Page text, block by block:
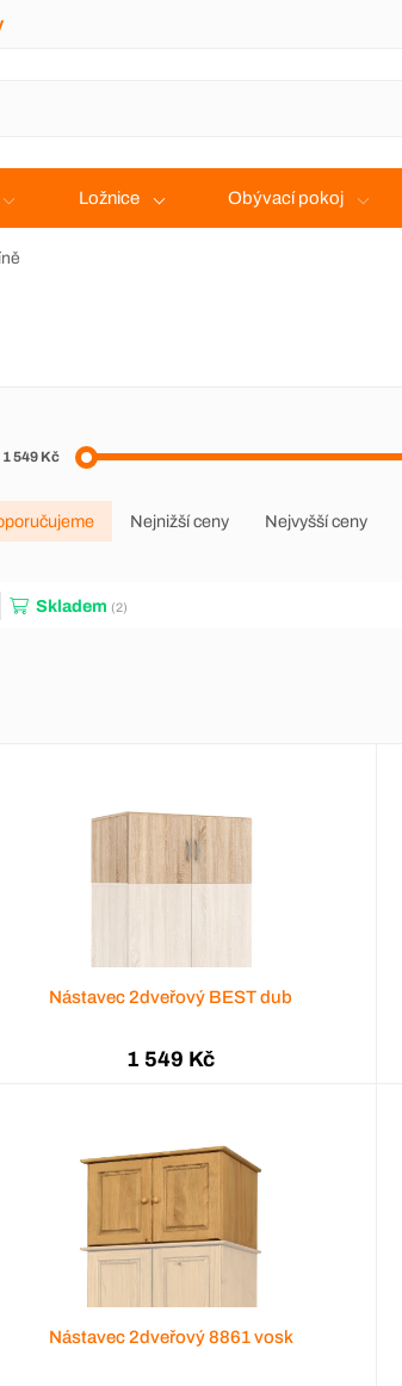
Ložnice Obývací pokoj
1 549 Kč
Nejnižší ceny Nejvyšší ceny
Skladem (2)
Nástavec 2dveřový BEST dub
1 549 Kč
Nástavec 2dveřový 8861 vosk